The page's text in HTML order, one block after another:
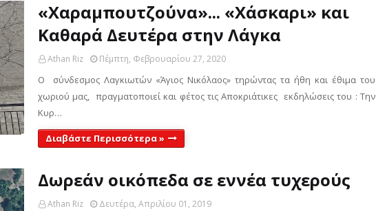
«Χαραμπουτζούνα»... «Χάσκαρι» και
Καθαρά Δευτέρα στην Λάγκα
Athan Riz Πέμπτη, Φεβρουαρίου 27, 2020
Ο σύνδεσμος Λαγκιωτών «Άγιος Νικόλαος» τηρώντας τα ήθη και έθιμα του
χωριού μας, πραγματοποιεί και φέτος τις Αποκριάτικες εκδηλώσεις του : Την
Κυρ…
Διαβάστε Περισσότερα »
Δωρεάν οικόπεδα σε εννέα τυχερούς
Athan Riz Δευτέρα, Απριλίου 01, 2019